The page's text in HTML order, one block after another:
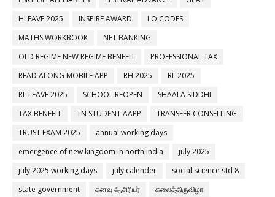
HLEAVE 2025
INSPIRE AWARD
LO CODES
MATHS WORKBOOK
NET BANKING
OLD REGIME NEW REGIME BENEFIT
PROFESSIONAL TAX
READ ALONG MOBILE APP
RH 2025
RL 2025
RL LEAVE 2025
SCHOOL REOPEN
SHAALA SIDDHI
TAX BENEFIT
TN STUDENT AAPP
TRANSFER CONSELLING
TRUST EXAM 2025
annual working days
emergence of new kingdom in north india
july 2025
july 2025 working days
july calender
social science std 8
state government
கனவு ஆசிரியர் கலைத்திருவிழா